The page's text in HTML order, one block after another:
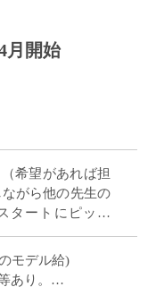
月開始
希望があれば担
がら他の先生の
タートにピッタ
て、今後、専任
☆ ・最寄り […]
モデル給)
あり。